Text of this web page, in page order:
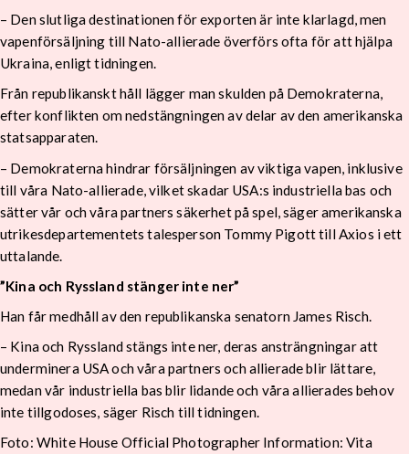
– Den slutliga destinationen för exporten är inte klarlagd, men
vapenförsäljning till Nato-allierade överförs ofta för att hjälpa
Ukraina, enligt tidningen.
Från republikanskt håll lägger man skulden på Demokraterna,
efter konflikten om nedstängningen av delar av den amerikanska
statsapparaten.
– Demokraterna hindrar försäljningen av viktiga vapen, inklusive
till våra Nato-allierade, vilket skadar USA:s industriella bas och
sätter vår och våra partners säkerhet på spel, säger amerikanska
utrikesdepartementets talesperson Tommy Pigott till Axios i ett
uttalande.
”Kina och Ryssland stänger inte ner”
Han får medhåll av den republikanska senatorn James Risch.
– Kina och Ryssland stängs inte ner, deras ansträngningar att
underminera USA och våra partners och allierade blir lättare,
medan vår industriella bas blir lidande och våra allierades behov
inte tillgodoses, säger Risch till tidningen.
Foto: White House Official Photographer Information: Vita